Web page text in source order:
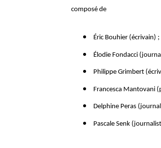
composé de
Éric Bouhier (écrivain) ;
Élodie Fondacci
Philippe Grimbert
Francesca Mantovani
Delphine Peras
Pascale Senk